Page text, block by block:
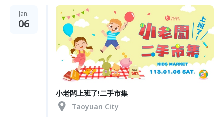
Jan.
06
小老闆上班了!二手市集
Taoyuan City